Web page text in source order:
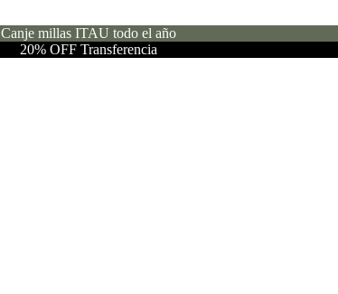
Canje millas ITAU todo el año
20% OFF Transferencia